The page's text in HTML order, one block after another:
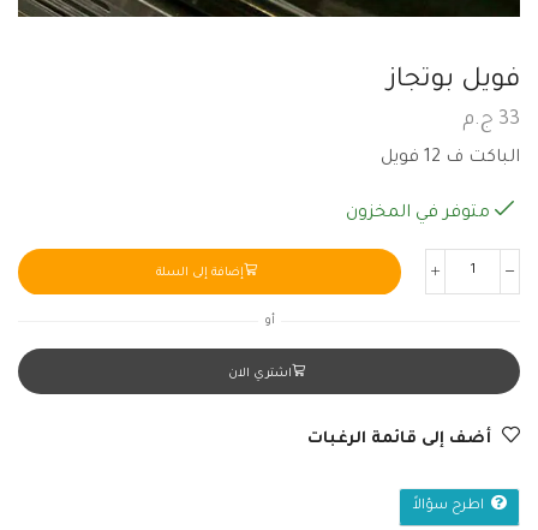
فويل بوتجاز
33 ج.م
الباكت ف 12 فويل
متوفر في المخزون
إضافة إلى السلة
أو
اشتري الان
أضف إلى قائمة الرغبات
اطرح سؤالاً